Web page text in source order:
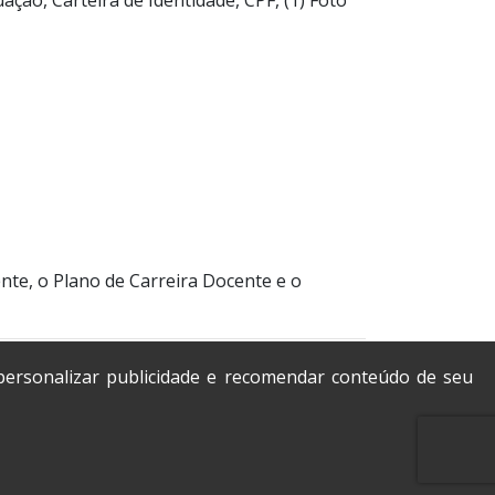
o Plano de Carreira Docente e o
publicidade e recomendar conteúdo de seu